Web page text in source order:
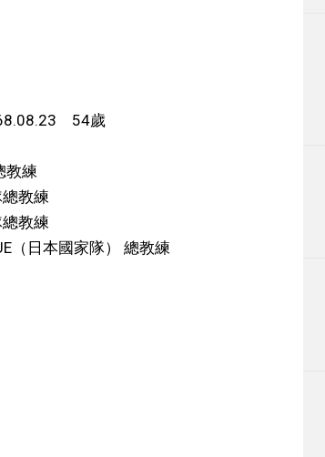
54歲
練
教練
教練
（日本國家隊） 總教練